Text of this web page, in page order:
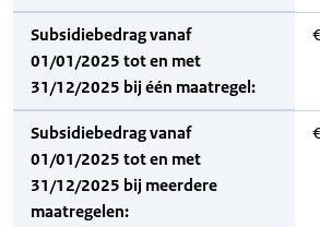
Subsidiebedrag vanaf
01/01/2025 tot en met
31/12/2025 bij één maatregel:
Subsidiebedrag vanaf
01/01/2025 tot en met
31/12/2025 bij meerdere
maatregelen: